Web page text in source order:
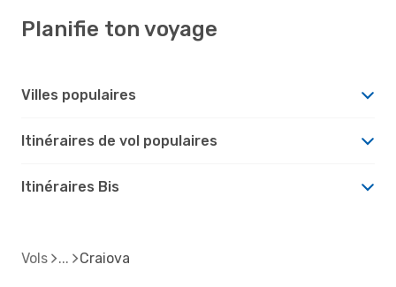
Planifie ton voyage
Villes populaires
Itinéraires de vol populaires
Itinéraires Bis
Vols Craiova